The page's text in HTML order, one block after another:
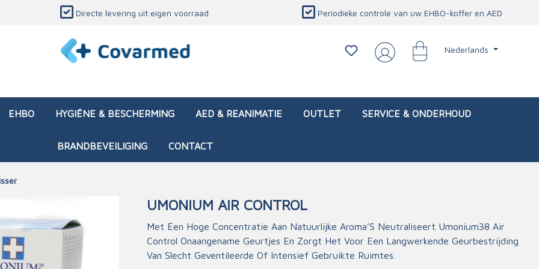
Directe levering uit eigen voorraad Periodieke controle van uw EHBO-koffer en AED
Nederlands
EHBO HYGIËNE & BESCHERMING AED & REANIMATIE OUTLET SERVICE & ONDERHOUD
BRANDBEVEILIGING CONTACT
(leeg) Interventietassen (gevuld) Interventietassen (leeg)
onderhoud
& verbanden
materialen
Huid & wondzorg
Brandwonden - chemisch
Brandwonden - thermisch
Oogletsels
Oogspoelstations
Oogspoeling
en papierwaren
Divers medisch materiaal
Persoonlijke beschermproducten
Brandwerend deken
CO-detector
Opleidingsmateriaal Service & onderhoud
UMONIUM AIR CONTROL
Met Een Hoge Concentratie Aan Natuurlijke Aroma’S Neutraliseert Umonium38 Air
Control Onaangename Geurtjes En Zorgt Het Voor Een Langwerkende Geurbestrijding
Van Slecht Geventileerde Of Intensief Gebruikte Ruimtes.